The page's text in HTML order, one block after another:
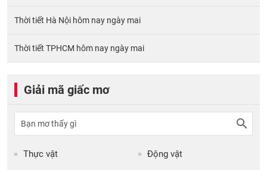
Thời tiết Hà Nội hôm nay ngày mai
Thời tiết TPHCM hôm nay ngày mai
Giải mã giấc mơ
Thực vật Động vật